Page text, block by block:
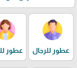
عطور للرجال عطور